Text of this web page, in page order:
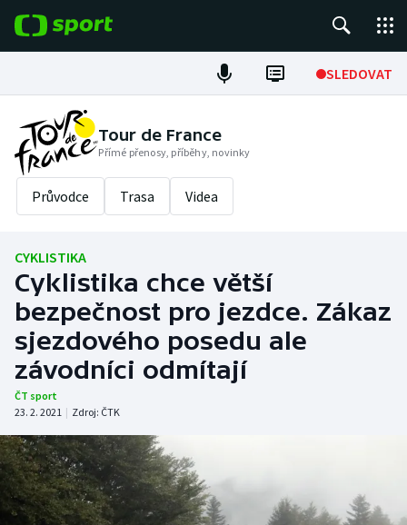
SLEDOVAT
Fotbal
Hokej
Tenis
Cyklistika
DALŠÍ SPORTY
Americký fotbal
Baseball a softbal
Basketbal
Biatlon
NEPŘEHLÉDNĚTE
Soutěže
Historické návraty
Aplikace ČT sport
Tour de France
Přímé přenosy, příběhy, novinky
Průvodce Trasa Videa
CYKLISTIKA
Cyklistika chce větší
bezpečnost pro jezdce. Zákaz
sjezdového posedu ale
závodníci odmítají
ČT sport
23. 2. 2021 | Zdroj: ČTK